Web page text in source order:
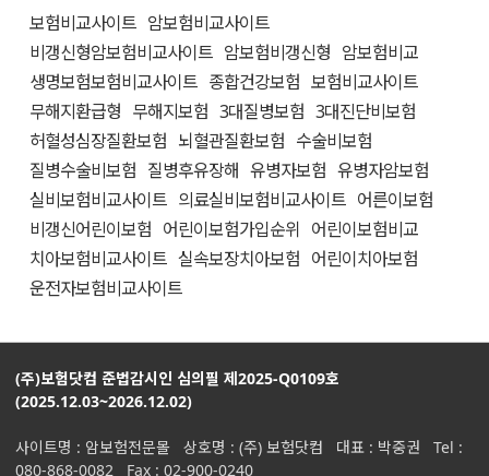
보험비교사이트 암보험비교사이트
비갱신형암보험비교사이트 암보험비갱신형 암보험비교
생명보험보험비교사이트 종합건강보험 보험비교사이트
무해지환급형 무해지보험 3대질병보험 3대진단비보험
허혈성심장질환보험 뇌혈관질환보험 수술비보험
질병수술비보험 질병후유장해 유병자보험 유병자암보험
실비보험비교사이트 의료실비보험비교사이트 어른이보험
비갱신어린이보험 어린이보험가입순위 어린이보험비교
치아보험비교사이트 실속보장치아보험 어린이치아보험
운전자보험비교사이트
(주)보험닷컴 준법감시인 심의필 제2025-Q0109호
(2025.12.03~2026.12.02)
사이트명 : 암보험전문몰 상호명 : (주) 보험닷컴 대표 : 박중권 Tel :
080-868-0082 Fax : 02-900-0240